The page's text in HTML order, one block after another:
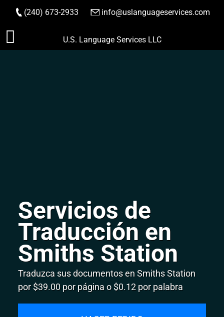
Saltar
(240) 673-2933 info@uslanguageservices.com
HACER PEDIDO
U.S. Language Services LLC
Servicios de
Traducción en
Smiths Station
Traduzca sus documentos en Smiths Station
por $39.00 por página o $0.12 por palabra